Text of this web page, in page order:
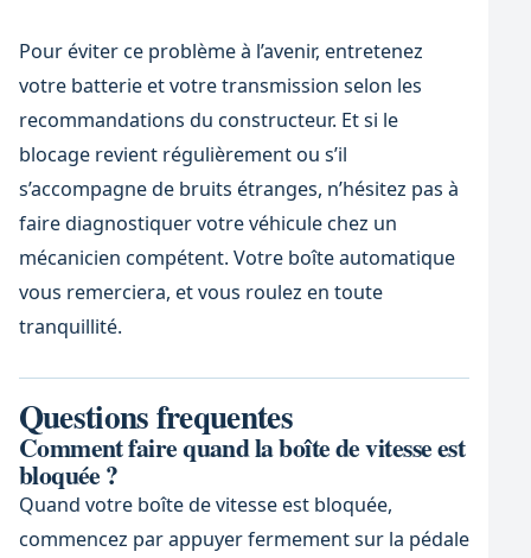
Pour éviter ce problème à l’avenir, entretenez
votre batterie et votre transmission selon les
recommandations du constructeur. Et si le
blocage revient régulièrement ou s’il
s’accompagne de bruits étranges, n’hésitez pas à
faire diagnostiquer votre véhicule chez un
mécanicien compétent. Votre boîte automatique
vous remerciera, et vous roulez en toute
tranquillité.
Questions frequentes
Comment faire quand la boîte de vitesse est
bloquée ?
Quand votre boîte de vitesse est bloquée,
commencez par appuyer fermement sur la pédale